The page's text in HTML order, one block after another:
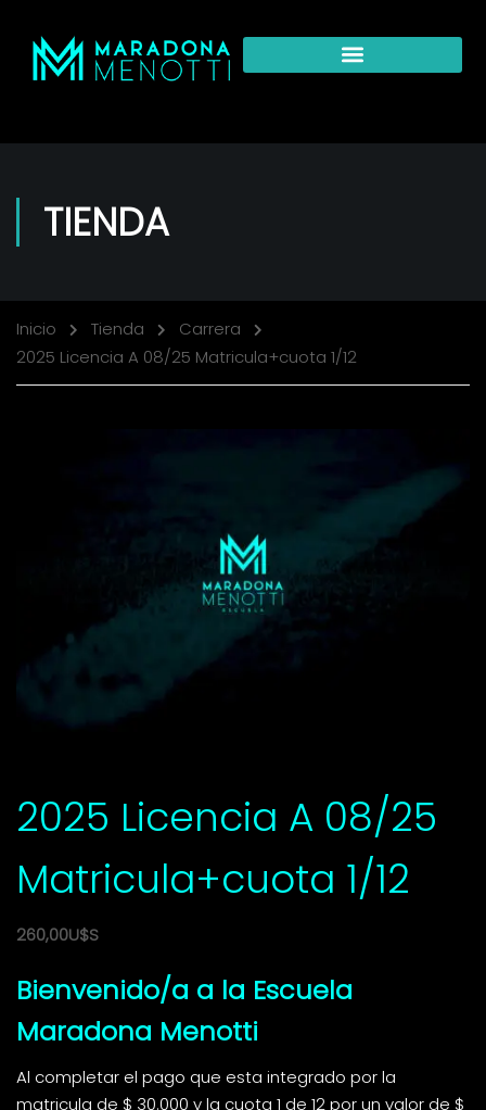
TIENDA
Inicio Tienda
Carrera
2025 Licencia A 08/25 Matricula+cuota 1/12
2025 Licencia A 08/25
Matricula+cuota 1/12
260,00U$S
Bienvenido/a a la Escuela
Maradona Menotti
Al completar el pago que esta integrado por la
matricula de $ 30.000 y la cuota 1 de 12 por un valor de $